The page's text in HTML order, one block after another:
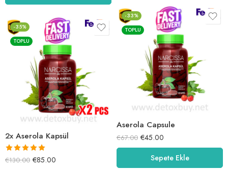
-33%
TOPLU
Aserola Capsule
€67.00 €45.00
Sepete Ekle
-35%
TOPLU
2x Aserola Kapsül
5 üzerinden
€130.00 €85.00